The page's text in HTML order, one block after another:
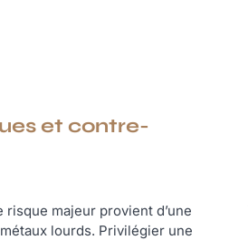
et contre-
majeur provient d’une
lourds. Privilégier une